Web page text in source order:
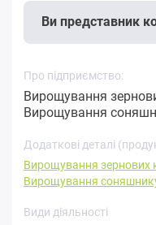
Ви представник
Про підприємство:
Вирощування
Вирощування
Додаткові деталі
Вирощування зернових
Вирощування
Види діяльності